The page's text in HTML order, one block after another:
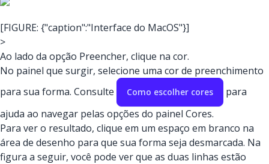
[FIGURE: {"caption":"Interface do MacOS"}]
>
Ao lado da opção Preencher, clique na cor.
No painel que surgir, selecione uma cor de preenchimento
para sua forma. Consulte
Como escolher cores
para
ajuda ao navegar pelas opções do painel Cores.
Para ver o resultado, clique em um espaço em branco na
área de desenho para que sua forma seja desmarcada. Na
figura a seguir, você pode ver que as duas linhas estão